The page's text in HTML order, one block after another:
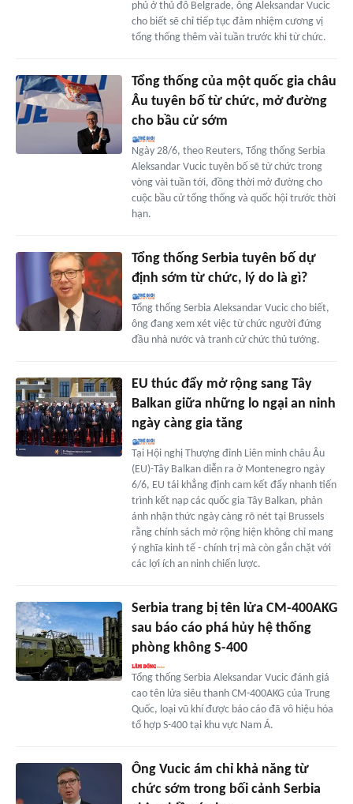
phủ ở thủ đô Belgrade, ông Aleksandar Vucic
cho biết sẽ chỉ tiếp tục đảm nhiệm cương vị
tổng thống thêm vài tuần trước khi từ chức.
Tổng thống của một quốc gia châu
Âu tuyên bố từ chức, mở đường
cho bầu cử sớm
Ngày 28/6, theo Reuters, Tổng thống Serbia
Aleksandar Vucic tuyên bố sẽ từ chức trong
vòng vài tuần tới, đồng thời mở đường cho
cuộc bầu cử tổng thống và quốc hội trước thời
hạn.
Tổng thống Serbia tuyên bố dự
định sớm từ chức, lý do là gì?
Tổng thống Serbia Aleksandar Vucic cho biết,
ông đang xem xét việc từ chức người đứng
đầu nhà nước và tranh cử chức thủ tướng.
EU thúc đẩy mở rộng sang Tây
Balkan giữa những lo ngại an ninh
ngày càng gia tăng
Tại Hội nghị Thượng đỉnh Liên minh châu Âu
(EU)-Tây Balkan diễn ra ở Montenegro ngày
6/6, EU tái khẳng định cam kết đẩy nhanh tiến
trình kết nạp các quốc gia Tây Balkan, phản
ánh nhận thức ngày càng rõ nét tại Brussels
rằng chính sách mở rộng hiện không chỉ mang
ý nghĩa kinh tế - chính trị mà còn gắn chặt với
các lợi ích an ninh chiến lược.
Serbia trang bị tên lửa CM-400AKG
sau báo cáo phá hủy hệ thống
phòng không S-400
Tổng thống Serbia Aleksandar Vucic đánh giá
cao tên lửa siêu thanh CM-400AKG của Trung
Quốc, loại vũ khí được báo cáo đã vô hiệu hóa
tổ hợp S-400 tại khu vực Nam Á.
Ông Vucic ám chỉ khả năng từ
chức sớm trong bối cảnh Serbia